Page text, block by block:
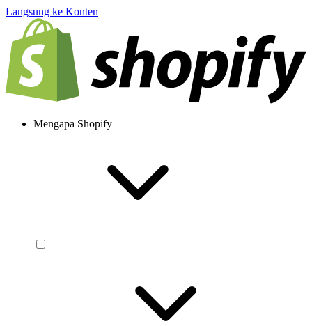
Langsung ke Konten
Mengapa Shopify